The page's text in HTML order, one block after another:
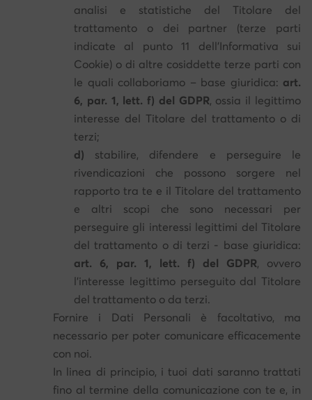
analisi e statistiche del Titolare del
trattamento o dei partner (terze parti
indicate al punto 11 dell’Informativa sui
Cookie) o di altre cosiddette terze parti con
le quali collaboriamo – base giuridica: art.
6, par. 1, lett. f) del GDPR, ossia il legittimo
interesse del Titolare del trattamento o di
terzi;
d) stabilire, difendere e perseguire le
rivendicazioni che possono sorgere nel
rapporto tra te e il Titolare del trattamento
e altri scopi che sono necessari per
perseguire gli interessi legittimi del Titolare
del trattamento o di terzi - base giuridica:
art. 6, par. 1, lett. f) del GDPR, ovvero
l'interesse legittimo perseguito dal Titolare
del trattamento o da terzi.
Fornire i Dati Personali è facoltativo, ma
necessario per poter comunicare efficacemente
con noi.
In linea di principio, i tuoi dati saranno trattati
fino al termine della comunicazione con te e, in